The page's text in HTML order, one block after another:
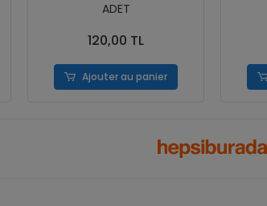
ADET
120,00 TL
Ajouter au panier